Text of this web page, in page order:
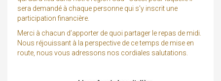
sera demandé à chaque personne qui s’y inscrit une
participation financière.
Merci à chacun d’apporter de quoi partager le repas de midi.
Nous réjouissant à la perspective de ce temps de mise en
route, nous vous adressons nos cordiales salutations.